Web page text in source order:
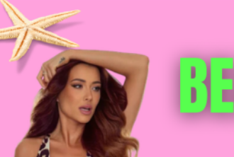
POMŮŽEME VÁM